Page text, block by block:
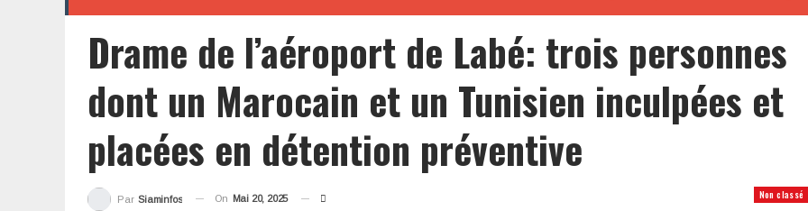
Drame de l’aéroport de Labé: trois personnes
dont un Marocain et un Tunisien inculpées et
placées en détention préventive
Non classé
Par Siaminfos On Mai 20, 2025